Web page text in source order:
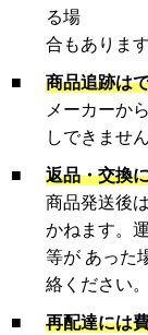
る場
合もありま
■
商品追跡は
メーカーか
しできません
■
返品・交換
商品発送後
かねます。
等が あった
絡ください。
■
再配達には